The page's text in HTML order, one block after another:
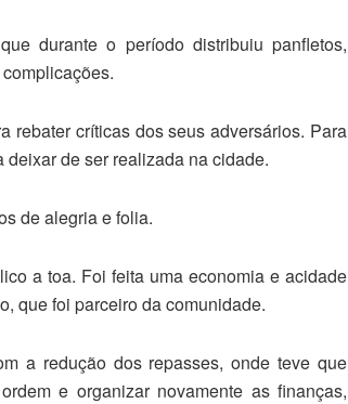
durante o período distribuiu panfletos,
rebater críticas dos seus adversários. Para
de ser realizada na cidade.
de alegria e folia.
a toa. Foi feita uma economia e acidade
que foi parceiro da comunidade.
a redução dos repasses, onde teve que
e organizar novamente as finanças,